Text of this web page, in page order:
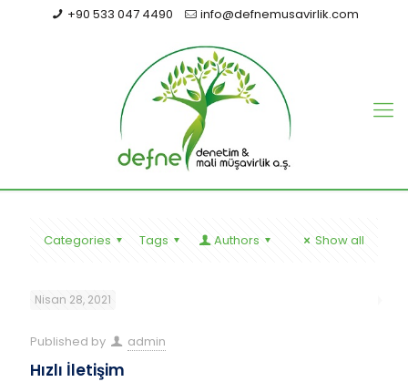
+90 533 047 4490 info@defnemusavirlik.com
Categories Tags Authors Show all
Nisan 28, 2021
Published by admin
Hızlı İletişim